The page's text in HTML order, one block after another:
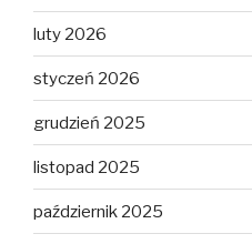
luty 2026
styczeń 2026
grudzień 2025
listopad 2025
październik 2025